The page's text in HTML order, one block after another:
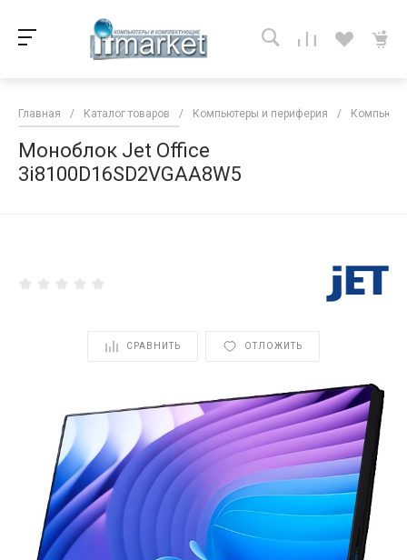
Главная / Каталог товаров / Компьютеры и периферия /
Моноблок Jet Office
3i8100D16SD2VGAA8W5
СРАВНИТЬ ОТЛОЖИТЬ